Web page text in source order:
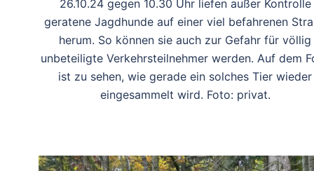
26.10.24 gegen 10.30 Uhr liefen außer Kontrolle
geratene Jagdhunde auf einer viel befahrenen
herum. So können sie auch zur Gefahr für völlig
unbeteiligte Verkehrsteilnehmer werden. Auf dem
ist zu sehen, wie gerade ein solches Tier wieder
eingesammelt wird. Foto: privat.